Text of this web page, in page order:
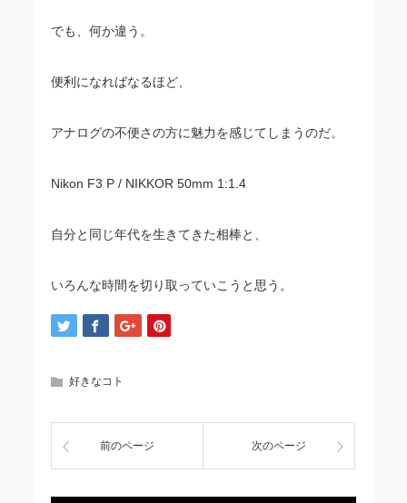
でも、何か違う。
便利になればなるほど、
アナログの不便さの方に魅力を感じてしまうのだ。
Nikon F3 P / NIKKOR 50mm 1:1.4
自分と同じ年代を生きてきた相棒と、
いろんな時間を切り取っていこうと思う。
好きなコト
前のページ 次のページ